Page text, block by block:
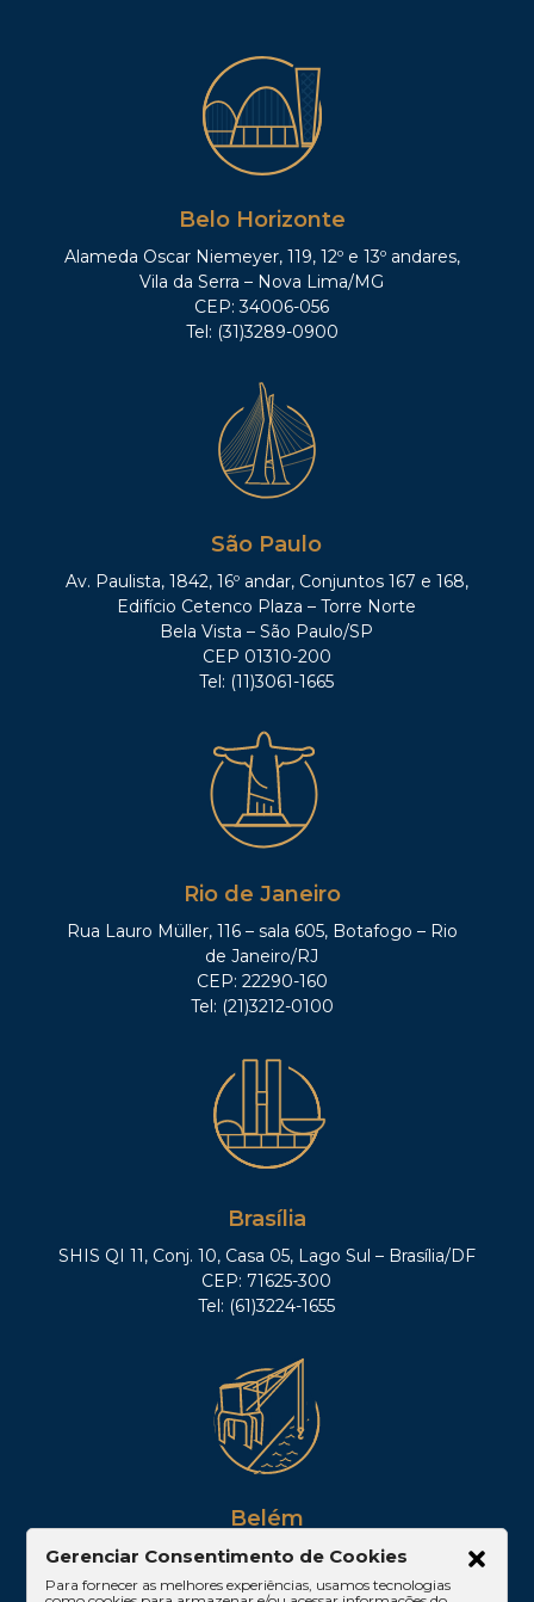
Belo Horizonte
Alameda Oscar Niemeyer, 119, 12º e 13º andares,
Vila da Serra – Nova Lima/MG
CEP: 34006-056
Tel: (31)3289-0900
São Paulo
Av. Paulista, 1842, 16º andar, Conjuntos 167 e 168,
Edifício Cetenco Plaza – Torre Norte
Bela Vista – São Paulo/SP
CEP 01310-200
Tel: (11)3061-1665
Rio de Janeiro
Rua Lauro Müller, 116 – sala 605, Botafogo – Rio
de Janeiro/RJ
CEP: 22290-160
Tel: (21)3212-0100
Brasília
SHIS QI 11, Conj. 10, Casa 05, Lago Sul – Brasília/DF
CEP: 71625-300
Tel: (61)3224-1655
Belém
Av. Visconde de Souza Franco, 05, Sala 2102 –
Edifício Quadra Corporate, Umarizal – Belém/PA
Gerenciar Consentimento de Cookies
Para fornecer as melhores experiências, usamos tecnologias